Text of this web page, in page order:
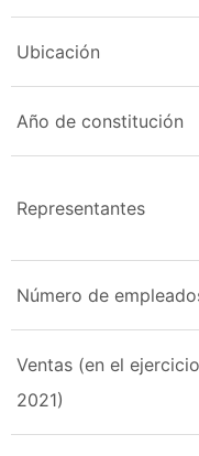
Ubicación
Año de constitución
Representantes
Número de
Ventas (en el ejercicio
2021)